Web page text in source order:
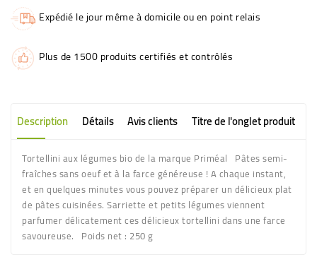
Expédié le jour même à domicile ou en point relais
Plus de 1500 produits certifiés et contrôlés
Description Détails Avis clients Titre de l'onglet produit
Tortellini aux légumes bio de la marque Priméal Pâtes semi-
fraîches sans oeuf et à la farce généreuse ! A chaque instant,
et en quelques minutes vous pouvez préparer un délicieux plat
de pâtes cuisinées. Sarriette et petits légumes viennent
parfumer délicatement ces délicieux tortellini dans une farce
savoureuse. Poids net : 250 g